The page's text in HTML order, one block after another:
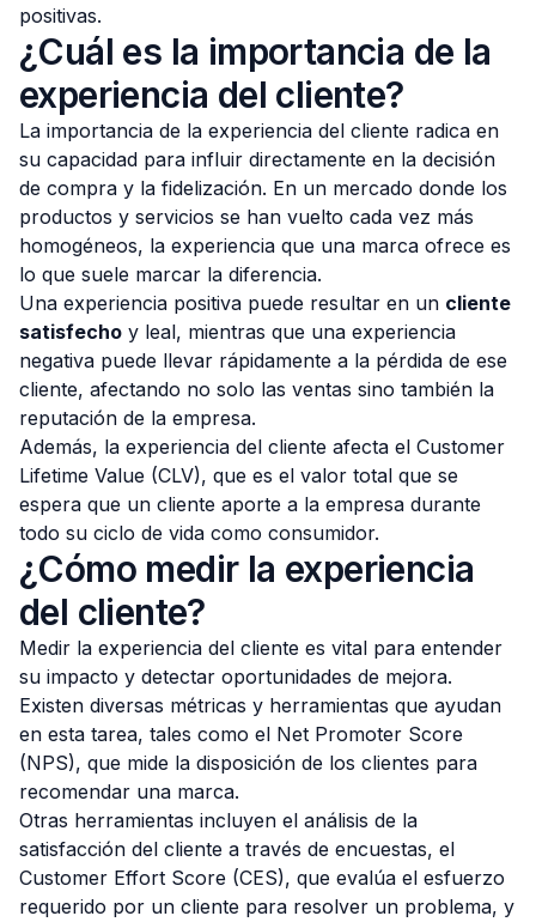
positivas.
¿Cuál es la importancia de la
experiencia del cliente?
La importancia de la experiencia del cliente radica en
su capacidad para influir directamente en la decisión
de compra y la fidelización. En un mercado donde los
productos y servicios se han vuelto cada vez más
homogéneos, la experiencia que una marca ofrece es
lo que suele marcar la diferencia.
Una experiencia positiva puede resultar en un cliente
satisfecho y leal, mientras que una experiencia
negativa puede llevar rápidamente a la pérdida de ese
cliente, afectando no solo las ventas sino también la
reputación de la empresa.
Además, la experiencia del cliente afecta el Customer
Lifetime Value (CLV), que es el valor total que se
espera que un cliente aporte a la empresa durante
todo su ciclo de vida como consumidor.
¿Cómo medir la experiencia
del cliente?
Medir la experiencia del cliente es vital para entender
su impacto y detectar oportunidades de mejora.
Existen diversas métricas y herramientas que ayudan
en esta tarea, tales como el Net Promoter Score
(NPS), que mide la disposición de los clientes para
recomendar una marca.
Otras herramientas incluyen el análisis de la
satisfacción del cliente a través de encuestas, el
Customer Effort Score (CES), que evalúa el esfuerzo
requerido por un cliente para resolver un problema, y